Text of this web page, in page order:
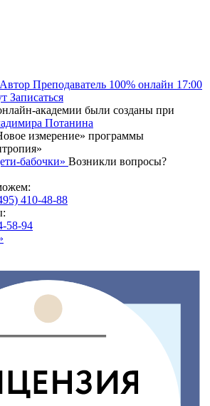
Автор Преподаватель 100% онлайн 17:00
Записаться
академии были созданы при
Потанина
измерение» программы
бабочки» Возникли вопросы?
410-48-88
58-94